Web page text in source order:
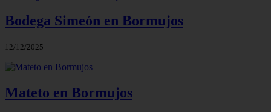
Bodega Simeón en Bormujos
12/12/2025
Mateto en Bormujos